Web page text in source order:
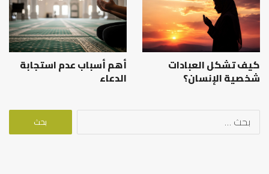
كيف تشكل العبادات
شخصية الإنسان؟
أهم أسباب عدم استجابة
الدعاء
البحث